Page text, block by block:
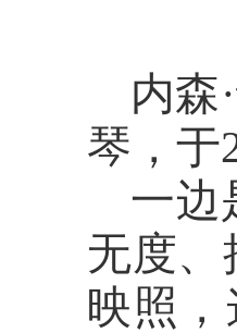
内森
琴，于
一边
无度、
映照